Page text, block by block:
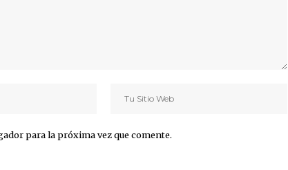
para la próxima vez que comente.